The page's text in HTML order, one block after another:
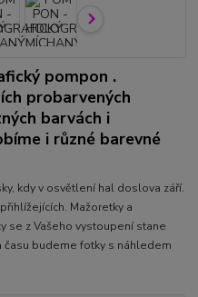
pompon .
probarvených
barvách i
i různé barevné
kdy v osvětlení hal doslova září.
Mažoretky a
se z Vašeho vystoupení stane
budeme fotky s náhledem